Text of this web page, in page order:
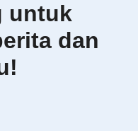
untuk
dan